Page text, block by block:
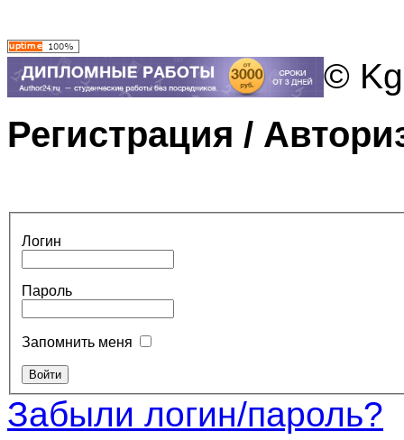
©
Регистрация /
Логин
Пароль
Запомнить меня
Забыли логин/пароль?